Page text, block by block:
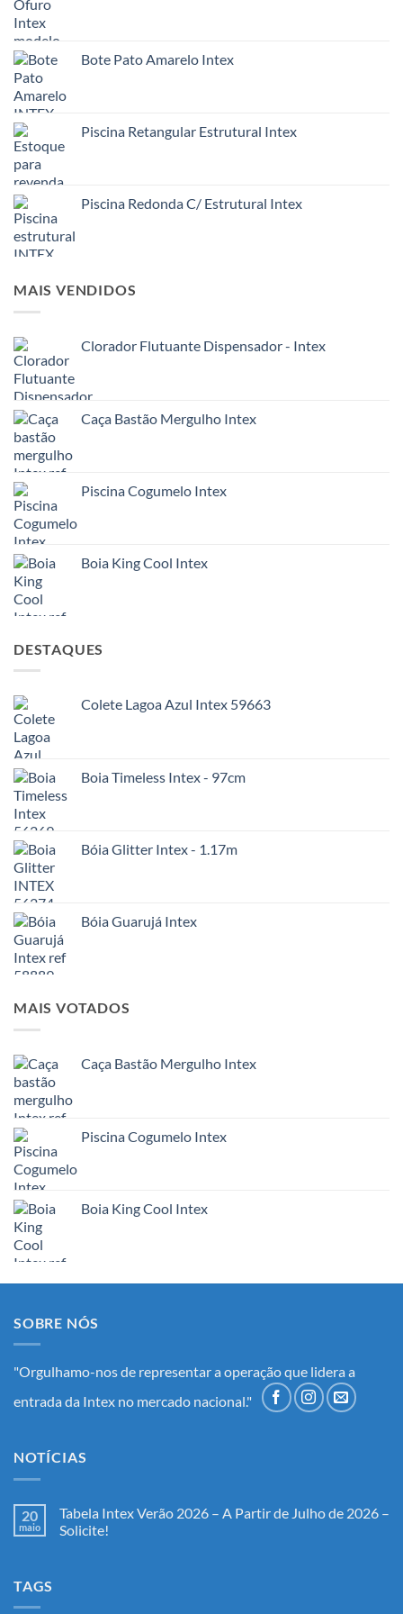
Bote Pato Amarelo Intex
Piscina Retangular Estrutural Intex
Piscina Redonda C/ Estrutural Intex
MAIS VENDIDOS
Clorador Flutuante Dispensador - Intex
Caça Bastão Mergulho Intex
Piscina Cogumelo Intex
Boia King Cool Intex
DESTAQUES
Colete Lagoa Azul Intex 59663
Boia Timeless Intex - 97cm
Bóia Glitter Intex - 1.17m
Bóia Guarujá Intex
MAIS VOTADOS
Caça Bastão Mergulho Intex
Piscina Cogumelo Intex
Boia King Cool Intex
SOBRE NÓS
"Orgulhamo-nos de representar a operação que lidera a
entrada da Intex no mercado nacional."
NOTÍCIAS
20
maio
Tabela Intex Verão 2026 – A Partir de Julho de 2026 –
Solicite!
TAGS